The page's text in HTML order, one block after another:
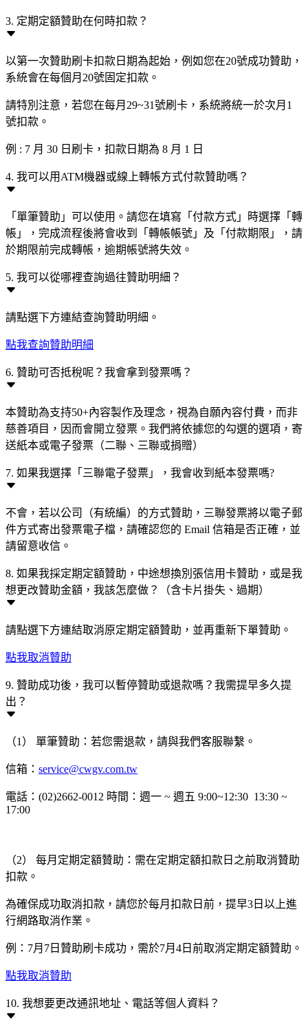
3. 定期定額贊助在何時扣款？
以第一次贊助刷卡扣款日期為起始，例如您在20號成功贊助，
系統會在每個月20號固定扣款。
請特別注意，若您在每月29~31號刷卡，系統將統一於次月1
號扣款。
例 : 7 月 30 日刷卡，扣款日期為 8 月 1 日
4. 我可以用ATM機器或線上轉帳方式付款贊助嗎？
「單筆贊助」可以使用。請您在填寫「付款方式」時選擇「轉
帳」，完成流程後將會收到「轉帳帳號」及「付款期限」，請
於期限前完成轉帳，逾期帳號將失效。
5. 我可以從哪裡查詢過往贊助明細？
請點選下方連結查詢贊助明細。
點我查詢贊助明細
6. 贊助可否抵稅呢？我會拿到發票嗎？
本贊助為支持50+內容製作及理念，視為自願內容付費，而非
慈善項目，因而會開立發票。我們將依據您的勾選的選項，寄
送紙本或電子發票（二聯、三聯或捐贈）
7. 如果我選擇「三聯電子發票」，我會收到紙本發票嗎?
不會，若以公司（有統編）的方式贊助，三聯發票將以電子郵
件方式寄出發票電子檔，請確認您的 Email 信箱是否正確，並
請留意收信。
8. 如果我採定期定額贊助，中途想換別張信用卡贊助，或是我
想更改贊助金額，我該怎麼做？（含卡片掛失、過期）
請點選下方連結取消原定期定額贊助，並再重新下單贊助。
點我取消贊助
9. 贊助成功後，我可以暫停贊助或退款嗎？我需提早多久提
出？
（1） 單筆贊助：若您需退款，請與我們客服聯繫。
信箱： service@cwgv.com.tw
電話：(02)2662-0012 時間：週一 ~ 週五 9:00~12:30 13:30 ~
17:00
（2） 每月定期定額贊助：需在定期定額扣款日之前取消贊助
扣款。
為確保成功取消扣款，請您於每月扣款日前，提早3日以上進
行網路取消作業。
例：7月7日贊助刷卡成功，需於7月4日前取消定期定額贊助。
點我取消贊助
10. 我想要更改通訊地址、電話等個人資料？